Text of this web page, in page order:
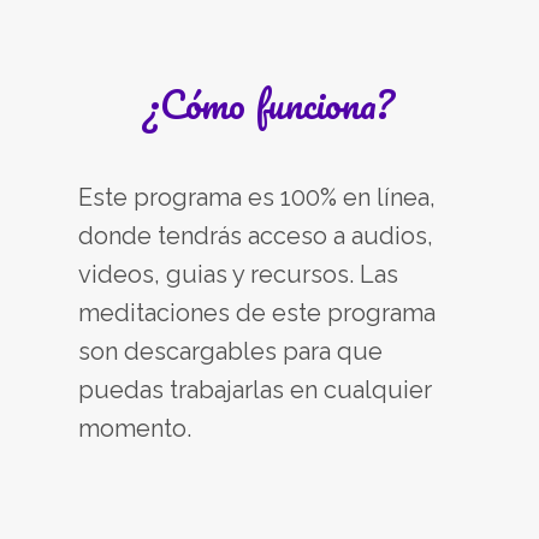
¿Cómo funciona?
Este programa es 100% en línea,
donde tendrás acceso a audios,
videos, guias y recursos. Las
meditaciones de este programa
son descargables para que
puedas trabajarlas en cualquier
momento.